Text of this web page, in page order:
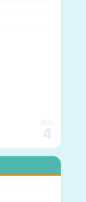
网站
4